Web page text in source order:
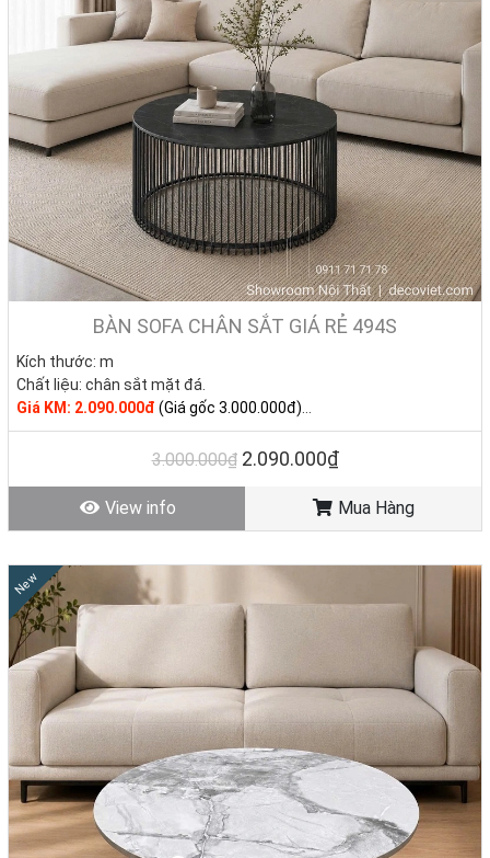
✨ Bàn sofa – chi tiết nhỏ, sức mạnh lớn cho phòng
khách!
Bàn trà sofa đẹp chính là yếu tố góp phần định hình phong cách
sống. Việc chọn đúngbàn trà chất lượngtạiNhà Decorkhông chỉ là
mua sắm, mà còn là đầu tư cho sự tiện nghi mà còn tạo nên một
không gian vừa ấm áp, vừa thể hiện cá tính của gia chủ.
• Khi tiếp khách: bàn sofa mang đến sự lịch thiệp, tiện lợi và sang
trọng.
• Khi sum vầy: chiếc bàn trở thành điểm quây quần, nơi gia đình sẻ
BÀN SOFA CHÂN SẮT GIÁ RẺ 494S
Kích thước: m
Chất liệu: chân sắt mặt đá.
Giá KM: 2.090.000đ (Giá gốc 3.000.000đ)
Tình trạng: Hàng mới - Còn hàng
3.000.000₫ 2.090.000₫
View info Mua Hàng
New